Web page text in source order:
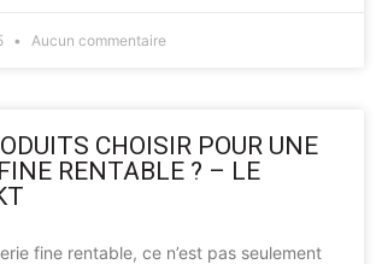
Aucun commentaire
CHOISIR POUR UNE
RENTABLE ? – LE
fine rentable, ce n’est pas seulement